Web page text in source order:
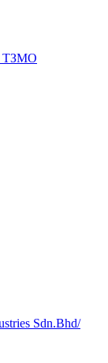
ТЗМО
Sdn.Bhd/